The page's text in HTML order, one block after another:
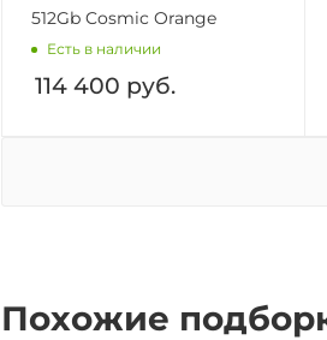
512Gb Cosmic Orange
Есть в наличии
114 400 руб.
Похожие